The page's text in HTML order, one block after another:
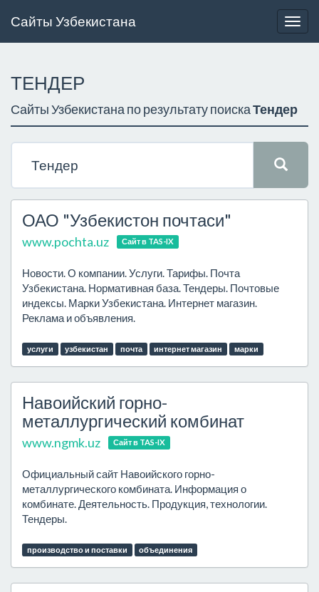
Сайты Узбекистана
ТЕНДЕР
Сайты Узбекистана по результату поискаТендер
ОАО "Узбекистон почтаси"
www.pochta.uz Сайт в TAS-IX
Новости. О компании. Услуги. Тарифы. Почта
Узбекистана. Нормативная база. Тендеры. Почтовые
индексы. Марки Узбекистана. Интернет магазин.
Реклама и объявления.
услуги узбекистан почта интернет магазин марки
Навоийский горно-
металлургический комбинат
www.ngmk.uz Сайт в TAS-IX
Официальный сайт Навоийского горно-
металлургического комбината. Информация о
комбинате. Деятельность. Продукция, технологии.
Тендеры.
производство и поставки объединения